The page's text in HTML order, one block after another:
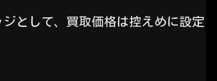
ジとして、買取価格は控えめに設定